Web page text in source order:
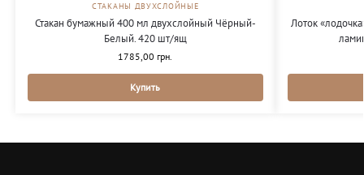
СТАКАНЫ ДВУХСЛОЙНЫЕ
Стакан бумажный 400 мл двухслойный Чёрный-
Белый. 420 шт/ящ
1785,00 грн.
Купить
Лоток